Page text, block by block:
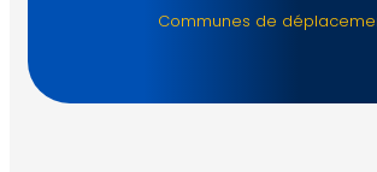
Communes de